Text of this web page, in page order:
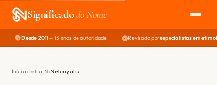
Significadodo Nome
EXPLORAR
NOME PERFEITO
Desde 2011— 15 anos de autoridade Revisado porespecialistas em
Início Letra N Netanyahu